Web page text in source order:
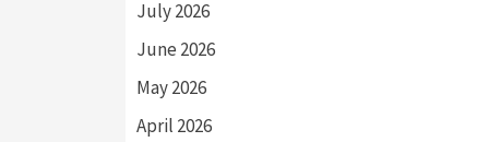
July 2026
June 2026
May 2026
April 2026